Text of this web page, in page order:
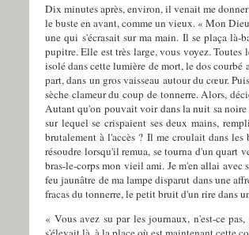
Dix minutes après, environ, il venait me
le buste en avant, comme un vieux. « Mon
une qui s'écrasait sur ma main. Il se plaça
pupitre. Elle est très large, vous voyez.
isolé dans cette lumière de mort, le dos courbé
part, dans un gros vaisseau autour du cœur.
sèche clameur du coup de tonnerre. Alors,
Autant qu'on pouvait voir dans la nuit sa noire
sur lequel se crispaient ses deux mains,
brutalement à l'accès ? Il me croulait dans
résoudre lorsqu'il remua, se tourna d'un quart
bras-le-corps mon vieil ami. Je m'en allai avec
feu jaunâtre de ma lampe disparut dans une
fracas du tonnerre, le petit bruit d'un rire dans
« Vous avez su par les journaux, n'est-ce